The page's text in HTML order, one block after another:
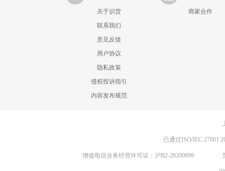
关于识货
联系我们
意见反馈
用户协议
隐私政策
侵权投诉指引
内容发布规范
商家合作
已通过ISO/IEC
增值电信业务经营许可证：沪B2-20200099